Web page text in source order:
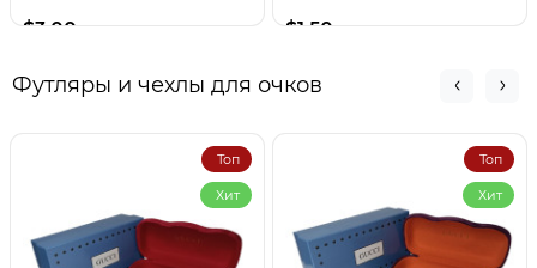
$3.00 $1.50
Футляры и чехлы для очков
Топ
Хит
Топ
Хит